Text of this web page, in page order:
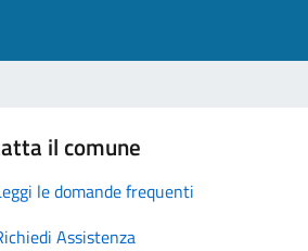
il comune
le domande frequenti
Assistenza